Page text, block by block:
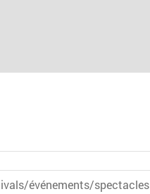
événements/spectacles